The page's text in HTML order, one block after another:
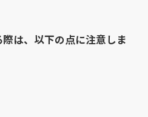
は、以下の点に注意しま